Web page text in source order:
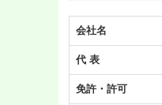
会社名
代 表
免許・許可